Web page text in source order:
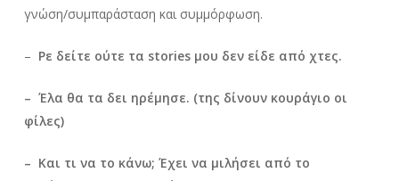
γνώση/συμπαράσταση και συμμόρφωση.
– Ρε δείτε ούτε τα stories μου δεν είδε από χτες.
– Έλα θα τα δει ηρέμησε. (της δίνουν κουράγιο οι
φίλες)
– Και τι να το κάνω; Έχει να μιλήσει από το